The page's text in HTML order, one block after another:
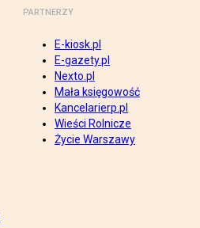
PARTNERZY
E-kiosk.pl
E-gazety.pl
Nexto.pl
Mała księgowość
Kancelarierp.pl
Wieści Rolnicze
Życie Warszawy